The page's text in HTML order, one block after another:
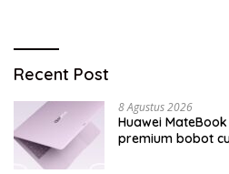
Recent Post
8 Agustus 2026
Huawei
premium bobot